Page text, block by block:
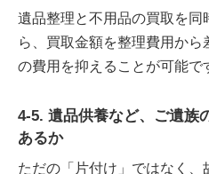
遺品整理と不用品の買取を同
ら、買取金額を整理費用か
の費用を抑えることが可能で
4-5. 遺品供養など、ご遺族
あるか
ただの「片付け」ではなく